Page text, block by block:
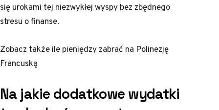
się urokami tej niezwykłej wyspy bez zbędnego
stresu o finanse.
Zobacz takżeile pieniędzy zabrać na Polinezję
Francuską
Na jakie dodatkowe wydatki